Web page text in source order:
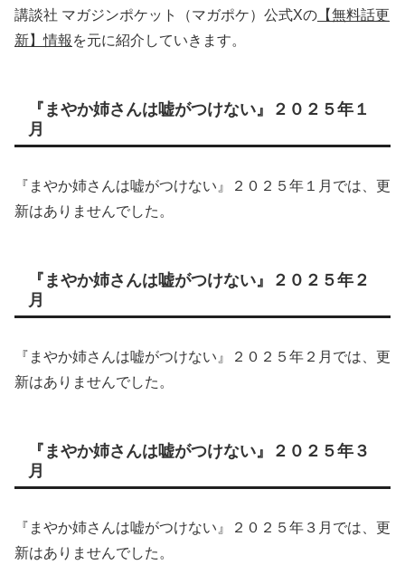
講談社 マガジンポケット（マガポケ）公式Xの 【無料話更
新】情報 を元に紹介していきます。
『まやか姉さんは嘘がつけない』２０２５年１
月
『まやか姉さんは嘘がつけない』２０２５年１月では、更
新はありませんでした。
『まやか姉さんは嘘がつけない』２０２５年２
月
『まやか姉さんは嘘がつけない』２０２５年２月では、更
新はありませんでした。
『まやか姉さんは嘘がつけない』２０２５年３
月
『まやか姉さんは嘘がつけない』２０２５年３月では、更
新はありませんでした。